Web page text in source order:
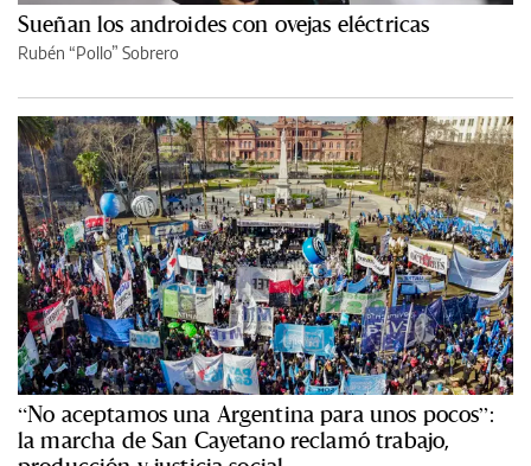
Sueñan los androides con ovejas eléctricas
Rubén “Pollo” Sobrero
“No aceptamos una Argentina para unos pocos”:
la marcha de San Cayetano reclamó trabajo,